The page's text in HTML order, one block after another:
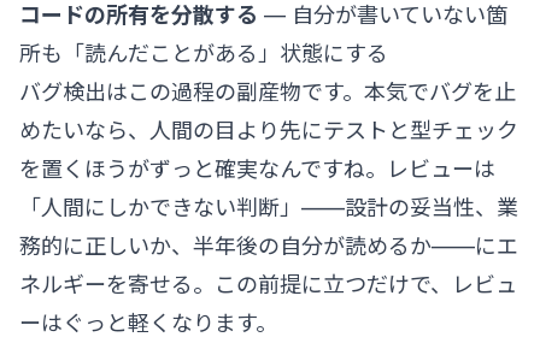
コードの所有を分散する — 自分が書いていない箇
所も「読んだことがある」状態にする
バグ検出はこの過程の副産物です。本気でバグを止
めたいなら、人間の目より先にテストと型チェック
を置くほうがずっと確実なんですね。レビューは
「人間にしかできない判断」——設計の妥当性、業
務的に正しいか、半年後の自分が読めるか——にエ
ネルギーを寄せる。この前提に立つだけで、レビュ
ーはぐっと軽くなります。